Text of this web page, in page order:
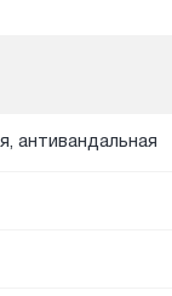
антивандальная